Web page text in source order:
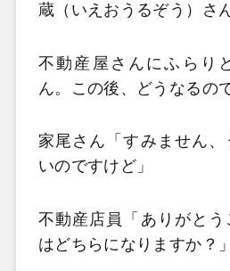
蔵（いえおうるぞう）さ
不動産屋さんにふらり
ん。この後、どうなるの
家尾さん「すみません
いのですけど」
不動産店員「ありがと
はどちらになりますか？」